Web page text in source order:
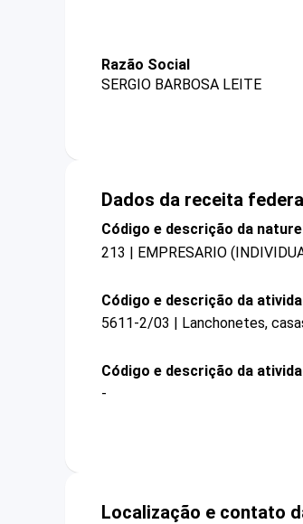
Razão Social
SERGIO BARBOSA LEITE
Dados da receita
Código e descrição da
213 | EMPRESARIO
Código e descrição da
5611-2/03 | Lanchonetes,
Código e descrição da
-
Localização e contato